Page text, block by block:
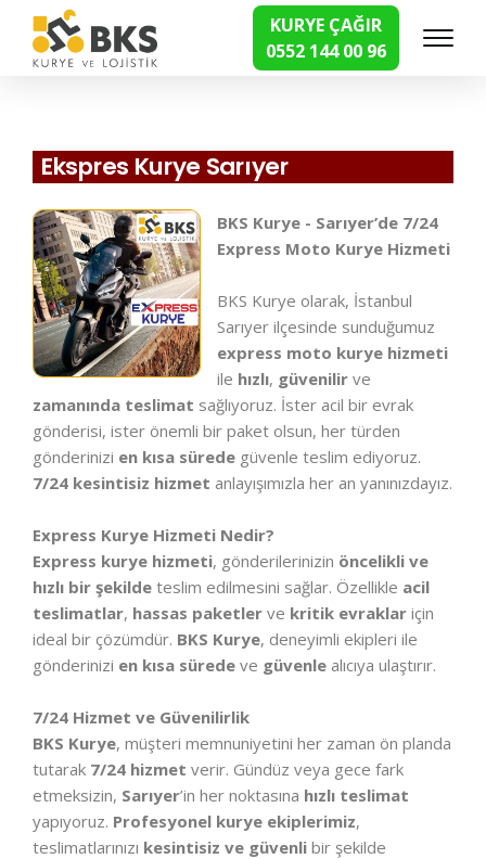
KURYE ÇAĞIR
0552 144 00 96
Hızlı Kurye Hizmetleri
Ekspres Kurye Sarıyer
BKS Kurye - Sarıyer’de 7/24
Express Moto Kurye Hizmeti
BKS Kurye olarak, İstanbul
Sarıyer ilçesinde sunduğumuz
express moto kurye hizmeti
ile hızlı, güvenilir ve
zamanında teslimat sağlıyoruz. İster acil bir evrak
gönderisi, ister önemli bir paket olsun, her türden
gönderinizi en kısa sürede güvenle teslim ediyoruz.
7/24 kesintisiz hizmet anlayışımızla her an yanınızdayız.
Express Kurye Hizmeti Nedir?
Express kurye hizmeti, gönderilerinizin öncelikli ve
hızlı bir şekilde teslim edilmesini sağlar. Özellikle acil
teslimatlar, hassas paketler ve kritik evraklar için
ideal bir çözümdür. BKS Kurye, deneyimli ekipleri ile
gönderinizi en kısa sürede ve güvenle alıcıya ulaştırır.
7/24 Hizmet ve Güvenilirlik
BKS Kurye, müşteri memnuniyetini her zaman ön planda
tutarak 7/24 hizmet verir. Gündüz veya gece fark
etmeksizin, Sarıyer’in her noktasına hızlı teslimat
yapıyoruz. Profesyonel kurye ekiplerimiz,
teslimatlarınızı kesintisiz ve güvenli bir şekilde